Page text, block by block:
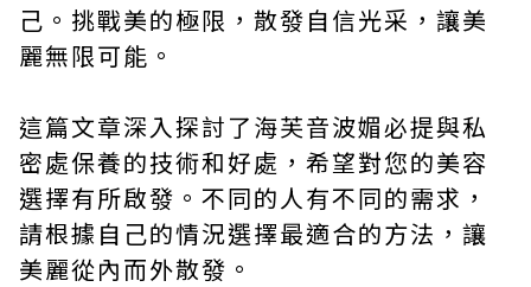
己。挑戰美的極限，散發自信光采，讓美
麗無限可能。
這篇文章深入探討了海芙音波媚必提與私
密處保養的技術和好處，希望對您的美容
選擇有所啟發。不同的人有不同的需求，
請根據自己的情況選擇最適合的方法，讓
美麗從內而外散發。